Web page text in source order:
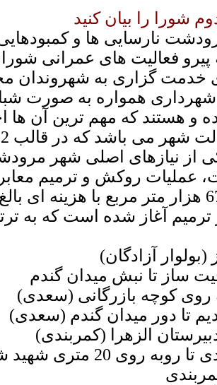
شورا را بیان کنید
نارسایی ها و
پیرو فعالیت های عمرانی
گزاری به شهروندان
همواره به صورت
و هستند که مهم ترین آن
از نیازهای اصلی شهر
عملیات روکش و ترمیم
ترمیم آغاز شده است که به
6ـ از ادامه روکش قبلی کمربندی تا